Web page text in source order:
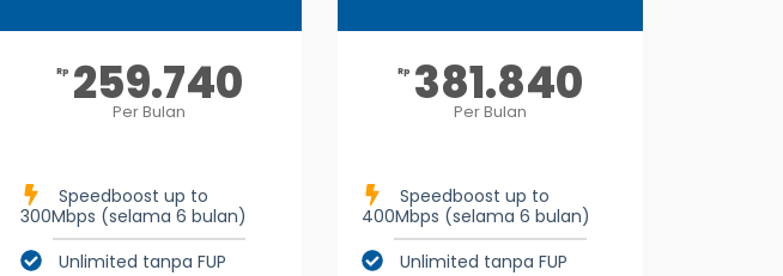
Rp 259.740
Per Bulan
Speedboost up to
300Mbps (selama 6 bulan)
Unlimited tanpa FUP
Rp 381.840
Per Bulan
Speedboost up to
400Mbps (selama 6 bulan)
Unlimited tanpa FUP